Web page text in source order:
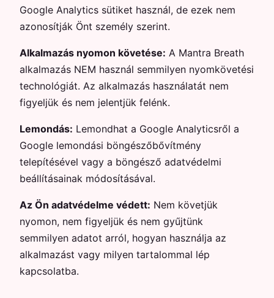
Google Analytics sütiket használ, de ezek nem
azonosítják Önt személy szerint.
Alkalmazás nyomon követése: A Mantra Breath
alkalmazás NEM használ semmilyen nyomkövetési
technológiát. Az alkalmazás használatát nem
figyeljük és nem jelentjük felénk.
Lemondás: Lemondhat a Google Analyticsről a
Google lemondási böngészőbővítmény
telepítésével vagy a böngésző adatvédelmi
beállításainak módosításával.
Az Ön adatvédelme védett: Nem követjük
nyomon, nem figyeljük és nem gyűjtünk
semmilyen adatot arról, hogyan használja az
alkalmazást vagy milyen tartalommal lép
kapcsolatba.